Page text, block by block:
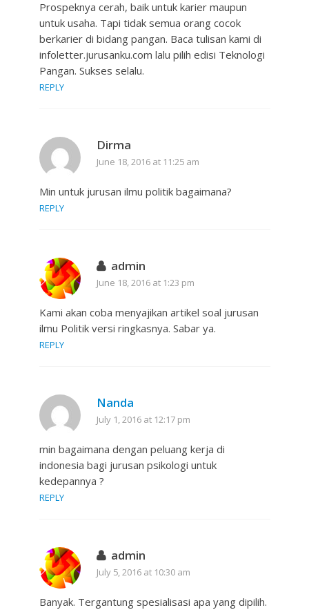
Prospeknya cerah, baik untuk karier maupun
untuk usaha. Tapi tidak semua orang cocok
berkarier di bidang pangan. Baca tulisan kami di
infoletter.jurusanku.com lalu pilih edisi Teknologi
Pangan. Sukses selalu.
REPLY
Dirma
June 18, 2016 at 11:25 am
Min untuk jurusan ilmu politik bagaimana?
REPLY
admin
June 18, 2016 at 1:23 pm
Kami akan coba menyajikan artikel soal jurusan
ilmu Politik versi ringkasnya. Sabar ya.
REPLY
Nanda
July 1, 2016 at 12:17 pm
min bagaimana dengan peluang kerja di
indonesia bagi jurusan psikologi untuk
kedepannya ?
REPLY
admin
July 5, 2016 at 10:30 am
Banyak. Tergantung spesialisasi apa yang dipilih.